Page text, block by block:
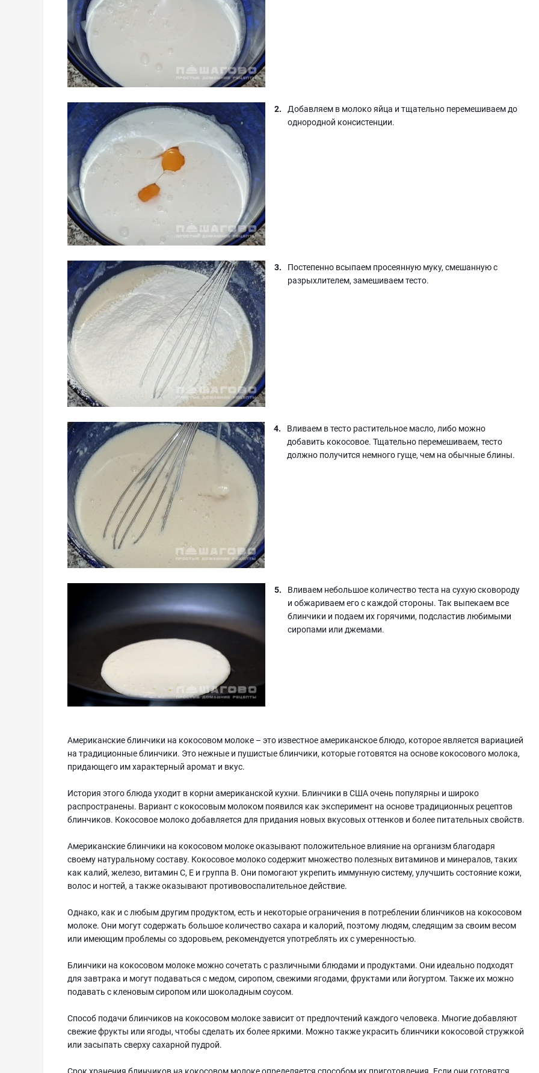
Добавляем в молоко яйца и тщательно перемешиваем до
однородной консистенции.
Постепенно всыпаем просеянную муку, смешанную с
разрыхлителем, замешиваем тесто.
Вливаем в тесто растительное масло, либо можно
добавить кокосовое. Тщательно перемешиваем, тесто
должно получится немного гуще, чем на обычные блины.
Вливаем небольшое количество теста на сухую сковороду
и обжариваем его с каждой стороны. Так выпекаем все
блинчики и подаем их горячими, подсластив любимыми
сиропами или джемами.
Американские блинчики на кокосовом молоке – это известное американское блюдо, которое является вариацией
на традиционные блинчики. Это нежные и пушистые блинчики, которые готовятся на основе кокосового молока,
придающего им характерный аромат и вкус.
История этого блюда уходит в корни американской кухни. Блинчики в США очень популярны и широко
распространены. Вариант с кокосовым молоком появился как эксперимент на основе традиционных рецептов
блинчиков. Кокосовое молоко добавляется для придания новых вкусовых оттенков и более питательных свойств.
Американские блинчики на кокосовом молоке оказывают положительное влияние на организм благодаря
своему натуральному составу. Кокосовое молоко содержит множество полезных витаминов и минералов, таких
как калий, железо, витамин С, Е и группа В. Они помогают укрепить иммунную систему, улучшить состояние кожи,
волос и ногтей, а также оказывают противовоспалительное действие.
Однако, как и с любым другим продуктом, есть и некоторые ограничения в потреблении блинчиков на кокосовом
молоке. Они могут содержать большое количество сахара и калорий, поэтому людям, следящим за своим весом
или имеющим проблемы со здоровьем, рекомендуется употреблять их с умеренностью.
Блинчики на кокосовом молоке можно сочетать с различными блюдами и продуктами. Они идеально подходят
для завтрака и могут подаваться с медом, сиропом, свежими ягодами, фруктами или йогуртом. Также их можно
подавать с кленовым сиропом или шоколадным соусом.
Способ подачи блинчиков на кокосовом молоке зависит от предпочтений каждого человека. Многие добавляют
свежие фрукты или ягоды, чтобы сделать их более яркими. Можно также украсить блинчики кокосовой стружкой
или засыпать сверху сахарной пудрой.